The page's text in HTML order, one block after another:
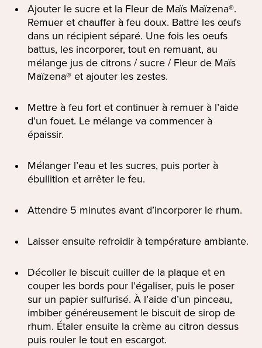
Ajouter le sucre et la Fleur de Maïs Maïzena®.
Remuer et chauffer à feu doux. Battre les œufs
dans un récipient séparé. Une fois les oeufs
battus, les incorporer, tout en remuant, au
mélange jus de citrons / sucre / Fleur de Maïs
Maïzena® et ajouter les zestes.
Mettre à feu fort et continuer à remuer à l’aide
d’un fouet. Le mélange va commencer à
épaissir.
Mélanger l’eau et les sucres, puis porter à
ébullition et arrêter le feu.
Attendre 5 minutes avant d’incorporer le rhum.
Laisser ensuite refroidir à température ambiante.
Décoller le biscuit cuiller de la plaque et en
couper les bords pour l’égaliser, puis le poser
sur un papier sulfurisé. À l’aide d’un pinceau,
imbiber généreusement le biscuit de sirop de
rhum. Étaler ensuite la crème au citron dessus
puis rouler le tout en escargot.